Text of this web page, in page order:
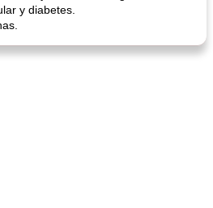
y diabetes.